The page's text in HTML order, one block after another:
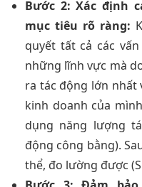
Bước 2: Xác định
mục tiêu rõ ràng:
quyết tất cả các
những lĩnh vực mà
ra tác động lớn nhất
kinh doanh của
dụng năng lượng
động công bằng).
thể, đo lường được